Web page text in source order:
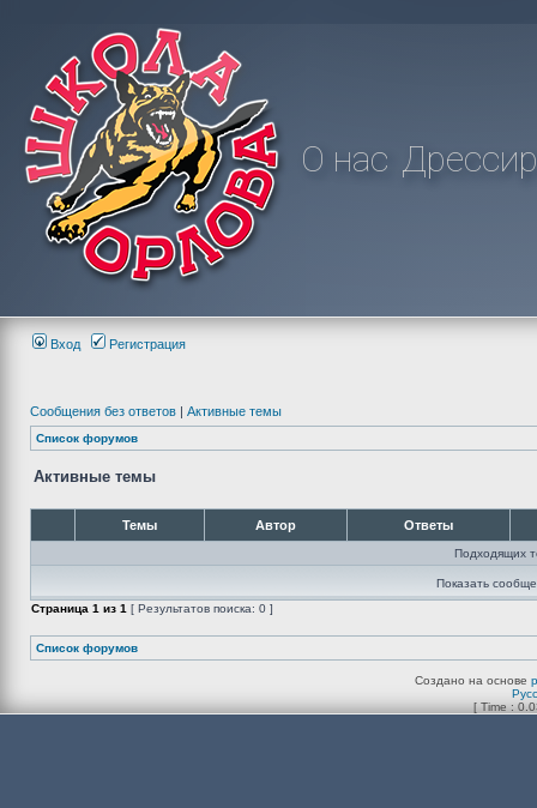
О нас
Вход Регистрация
Сообщения без ответов | Активные темы
Список форумов
Активные темы
Темы Автор Ответы
Подходящих
Показать
Страница 1 из 1 [ Результатов поиска: 0 ]
Список форумов
Создано на основе
[ Time :